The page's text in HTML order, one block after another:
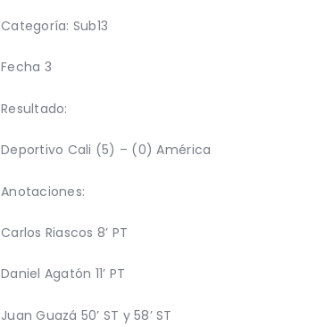
Categoría: Sub13
Fecha 3
Resultado:
Deportivo Cali (5) – (0) América
Anotaciones:
Carlos Riascos 8’ PT
Daniel Agatón 11’ PT
Juan Guazá 50’ ST y 58’ ST